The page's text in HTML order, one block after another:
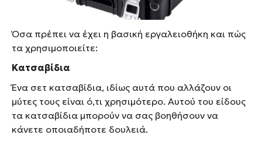
Όσα πρέπει να έχει η βασική εργαλειοθήκη και πώς
τα χρησιμοποιείτε:
Κατσαβίδια
Ένα σετ κατσαβίδια, ιδίως αυτά που αλλάζουν οι
μύτες τους είναι ό,τι χρησιμότερο. Αυτού του είδους
τα κατσαβίδια μπορούν να σας βοηθήσουν να
κάνετε οποιαδήποτε δουλειά.